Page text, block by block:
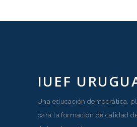
IUEF
Una educación democrática,
para la formación de calidad